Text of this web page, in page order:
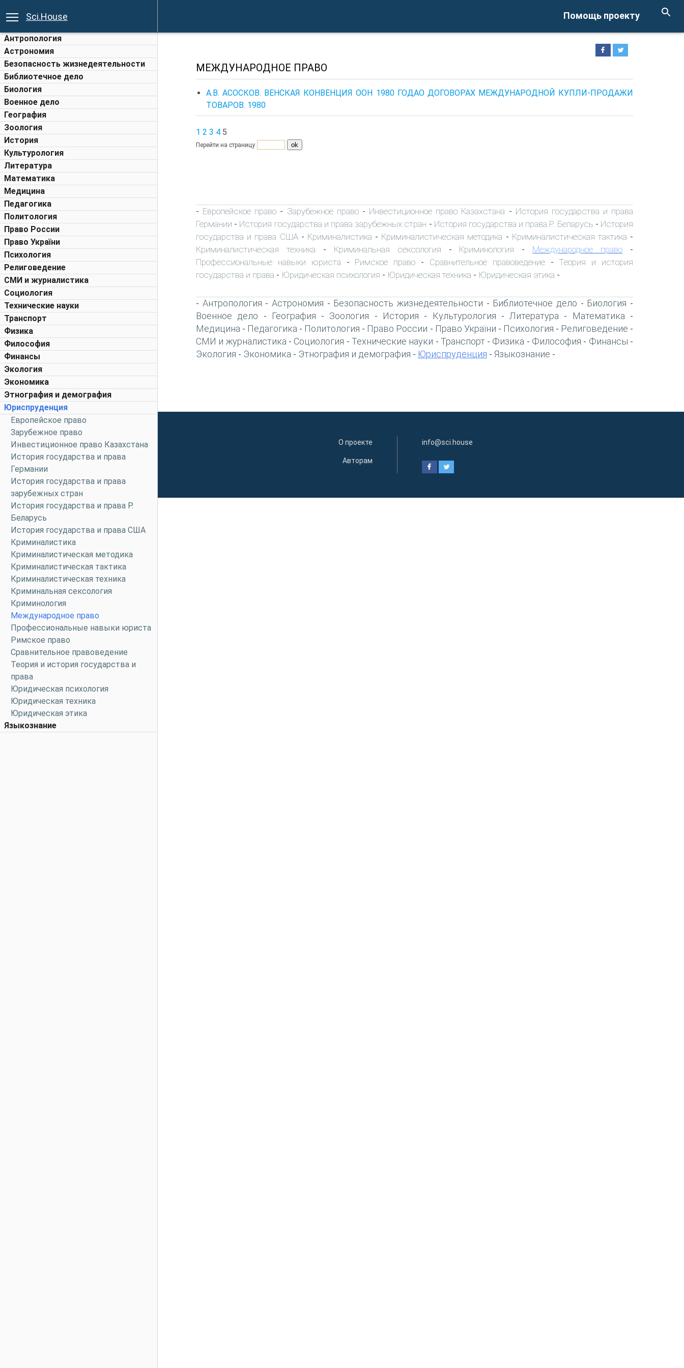
Помощь проекту
Sci.House
Антропология
Астрономия
Безопасность жизнедеятельности
Библиотечное дело
Биология
Военное дело
География
Зоология
История
Культурология
Литература
Математика
Медицина
Педагогика
Политология
Право России
Право України
Психология
Религоведение
СМИ и журналистика
Социология
Технические науки
Транспорт
Физика
Философия
Финансы
Экология
Экономика
Этнография и демография
Юриспруденция
Европейское право
Зарубежное право
Инвестиционное право Казахстана
История государства и права
Германии
История государства и права
зарубежных стран
История государства и права Р.
Беларусь
История государства и права США
Криминалистика
Криминалистическая методика
Криминалистическая тактика
Криминалистическая техника
Криминальная сексология
Криминология
Международное право
Профессиональные навыки юриста
Римское право
Сравнительное правоведение
Теория и история государства и
права
Юридическая психология
Юридическая техника
Юридическая этика
Языкознание
МЕЖДУНАРОДНОЕ ПРАВО
А.В. АСОСКОВ. ВЕНСКАЯ КОНВЕНЦИЯ ООН 1980 ГОДАО ДОГОВОРАХ МЕЖДУНАРОДНОЙ КУПЛИ-ПРОДАЖИ
ТОВАРОВ. 1980
1 2 3 4 5
Перейти на страницу
- Европейское право - Зарубежное право- Инвестиционное право Казахстана - История государства и права
Германии - История государства и права зарубежных стран - История государства и права Р. Беларусь - История
государства и права США- Криминалистика - Криминалистическая методика - Криминалистическая тактика -
Криминалистическая техника - Криминальная сексология - Криминология - Международное право -
Профессиональные навыки юриста - Римское право - Сравнительное правоведение- Теория и история
государства и права - Юридическая психология - Юридическая техника - Юридическая этика -
- Антропология -Астрономия - Безопасность жизнедеятельности - Библиотечное дело - Биология -
Военное дело - География - Зоология - История - Культурология -Литература - Математика -
Медицина - Педагогика - Политология - Право России - Право України - Психология - Религоведение -
СМИ и журналистика - Социология - Технические науки - Транспорт- Физика - Философия - Финансы -
Экология - Экономика - Этнография и демография - Юриспруденция - Языкознание -
О проекте
Авторам
info@sci.house